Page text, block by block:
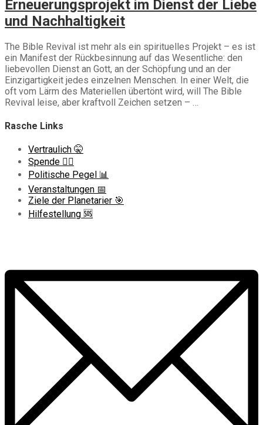
Erneuerungsprojekt im Dienst der Liebe
und Nachhaltigkeit
The Bible Revival ist mehr als ein spirituelles Projekt – es ist
ein Manifest der Rückbesinnung auf das Wesentliche: den
liebevollen Dienst an Gott, an der Schöpfung und an der
Einzigartigkeit jedes einzelnen Menschen. In einer Welt, die
oft vom Lärm des Materiellen übertönt wird, will The Bible
Revival leise, aber kraftvoll Zeichen setzen – …
Rasche Links
Vertraulich 🤫
Spende ❤️‍🔥
Politische Pegel 📊
Veranstaltungen 📅
Ziele der Planetarier 🎯
Hilfestellung 🆘